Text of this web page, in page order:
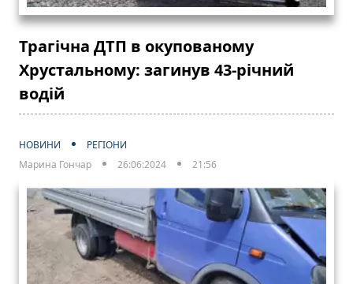
Трагічна ДТП в окупованому
Хрустальному: загинув 43-річний
водій
НОВИНИ
РЕГІОНИ
Марина Гончар
26:06:2024 21:56